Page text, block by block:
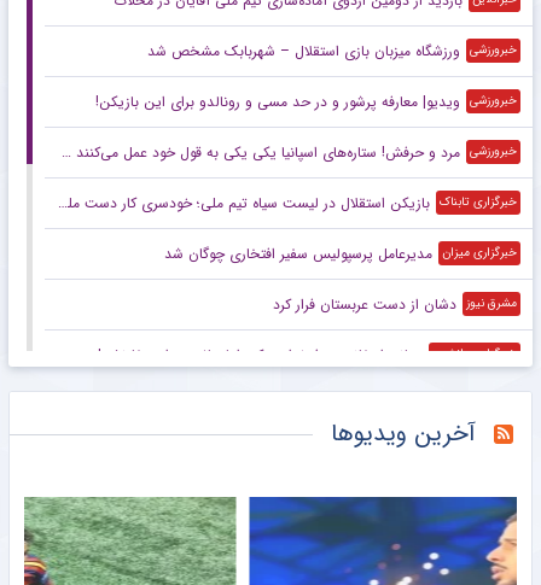
۲۲:۲۹ مصدومیت ستاره محبوب آلمانی در دیدار اینتر مقابل میلان
۲۲:۲۴ استعدادهای جوان آکادمی پرسپولیس در انتظار فرصت در ترکیب اصلی
۲۲:۲۴ کاپیتان محبوب پرسپولیس به گل‌گهر پیوست
۲۲:۲۴ دروازهبان اسپانیایی خواهان طلب خود از باشگاه استقلال شد
۲۲:۲۴ ستاره باتجربه پیکان با تمدید قرارداد در این تیم ماند
برترین ها از دیگر رسانه های ورزشی
جدید ترین پربیننده ترین پربحث ترین ها
خبرگزاری میزان برگزاری نشست کمیته اجرایی وزنه‌برداری آسیا با حضور سجاد انوشیروانی
خبرانلاین بازدید از دومین اردوی آماده‌سازی تیم ملی آقایان در محلات
خبرورزشی ورزشگاه میزبان بازی استقلال – شهربابک مشخص شد